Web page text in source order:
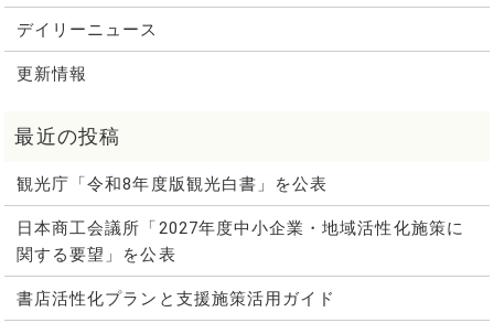
デイリーニュース
更新情報
観光庁「令和8年度版観光白書」を公表
日本商工会議所「2027年度中小企業・地域活性化施策に
関する要望」を公表
書店活性化プランと支援施策活用ガイド